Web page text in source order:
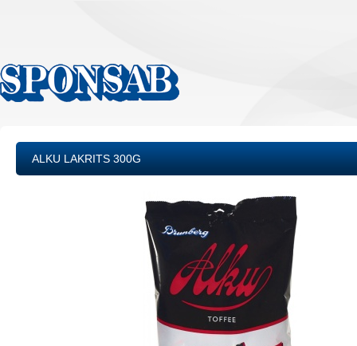
ALKU LAKRITS 300G